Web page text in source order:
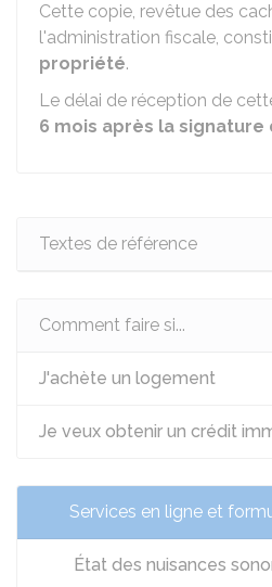
Cette copie, revêtue des
l'administration fiscale,
propriété.
Le délai de réception de
6 mois après la
Textes de référence
Comment faire si...
J'achète un logement
Je veux obtenir un crédit
Services en ligne et
État des nuisances